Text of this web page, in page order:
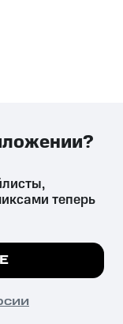
вред здоровью,
все
теперь